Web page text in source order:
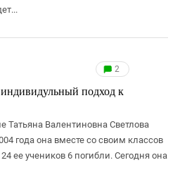
2
подход к
Валентиновна Светлова
года она вместе со своим классов
ее учеников 6 погибли. Сегодня она